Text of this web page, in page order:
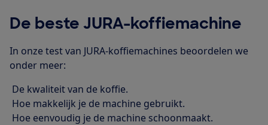
De beste JURA-koffiemachine
In onze test van JURA-koffiemachines beoordelen we
onder meer:
De kwaliteit van de koffie.
Hoe makkelijk je de machine gebruikt.
Hoe eenvoudig je de machine schoonmaakt.